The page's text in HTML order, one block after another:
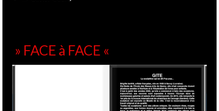
» FACE à FACE «